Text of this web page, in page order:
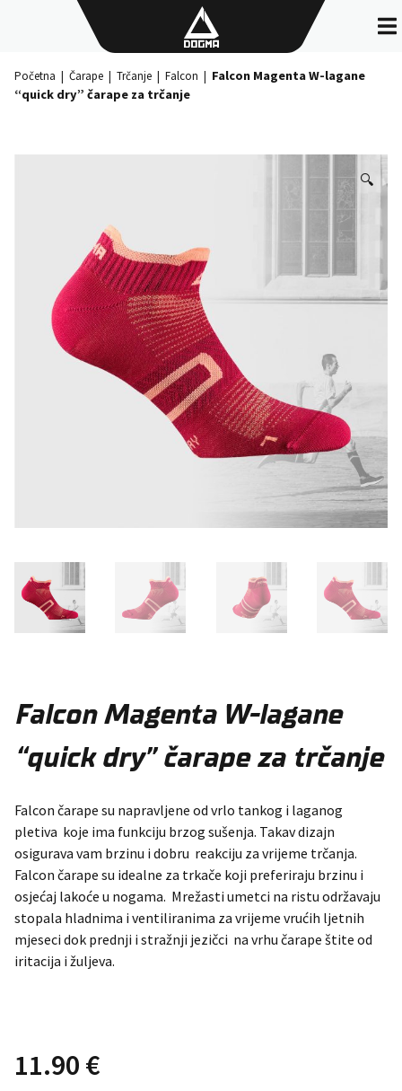
Početna | Čarape | Trčanje | Falcon | Falcon Magenta W-lagane
“quick dry” čarape za trčanje
🔍
Falcon Magenta W-lagane
“quick dry” čarape za trčanje
Falcon čarape su napravljene od vrlo tankog i laganog
pletiva koje ima funkciju brzog sušenja. Takav dizajn
osigurava vam brzinu i dobru reakciju za vrijeme trčanja.
Falcon čarape su idealne za trkače koji preferiraju brzinu i
osjećaj lakoće u nogama. Mrežasti umetci na ristu održavaju
stopala hladnima i ventiliranima za vrijeme vrućih ljetnih
mjeseci dok prednji i stražnji jezičci na vrhu čarape štite od
iritacija i žuljeva.
11.90 €